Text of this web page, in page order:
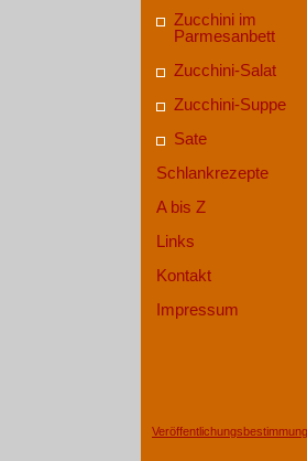
Zucchini im
Parmesanbett
Zucchini-Salat
Zucchini-Suppe
Sate
Schlankrezepte
A bis Z
Links
Kontakt
Impressum